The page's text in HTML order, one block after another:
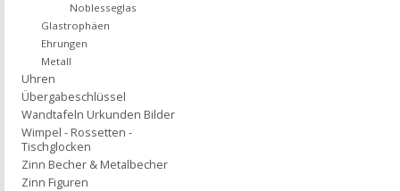
Noblesseglas
Glastrophäen
Ehrungen
Metall
Uhren
Übergabeschlüssel
Wandtafeln Urkunden Bilder
Wimpel - Rossetten -
Tischglocken
Zinn Becher & Metalbecher
Zinn Figuren